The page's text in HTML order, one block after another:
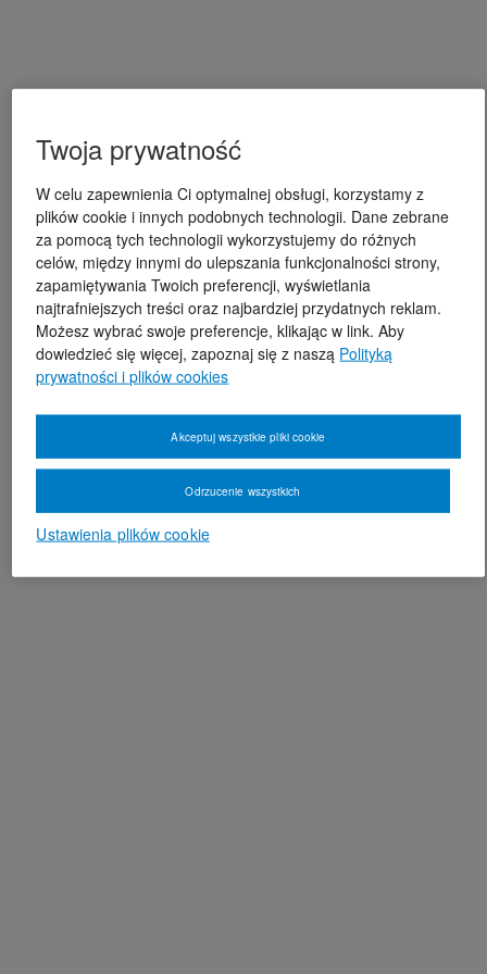
Twoja prywatność
W celu zapewnienia Ci optymalnej obsługi, korzystamy z
plików cookie i innych podobnych technologii. Dane zebrane
za pomocą tych technologii wykorzystujemy do różnych
celów, między innymi do ulepszania funkcjonalności strony,
zapamiętywania Twoich preferencji, wyświetlania
najtrafniejszych treści oraz najbardziej przydatnych reklam.
Możesz wybrać swoje preferencje, klikając w link. Aby
dowiedzieć się więcej, zapoznaj się z naszą Polityką
prywatności i plików cookies
Ustawienia plików cookie
Odrzucenie wszystkich
Akceptuj wszystkie pliki cookie